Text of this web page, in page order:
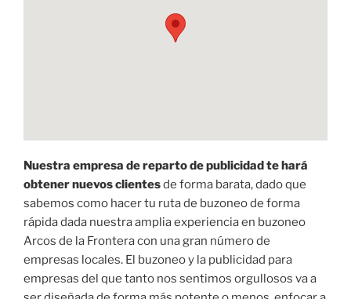
Nuestra empresa de reparto de publicidad te hará
obtener nuevos clientesde forma barata, dado que
sabemos como hacer tu ruta de buzoneo de forma
rápida dada nuestra amplia experiencia en buzoneo
Arcos de la Frontera con una gran número de
empresas locales. El buzoneo y la publicidad para
empresas del que tanto nos sentimos orgullosos va a